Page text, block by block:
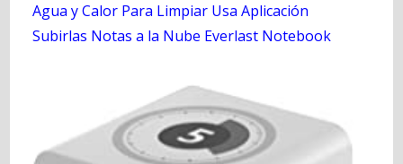
Agua y Calor Para Limpiar Usa Aplicación
Subirlas Notas a la Nube Everlast Notebook